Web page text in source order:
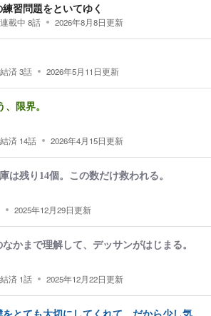
習問題をといてゆく
連載中 8話 2026年8月8日更新
済3話 2026年5月11日更新
限界。
済 14話 2026年4月15日更新
は残り14個。この数だけ救われる。
2025年12月29日更新
かまで理解して、デッサンがはじまる。
済 1話 2025年12月22日更新